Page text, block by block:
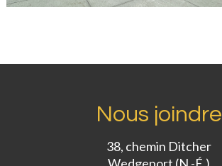
Nous joindre
38, chemin Ditcher